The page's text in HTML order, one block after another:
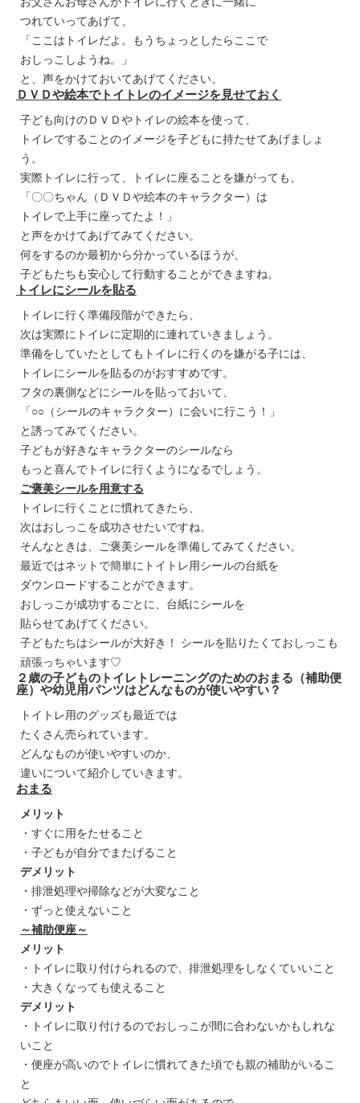
つれていってあげて、
「ここはトイレだよ。もうちょっとしたらここで
おしっこしようね。」
と、声をかけておいてあげてください。
ＤＶＤや絵本でトイトレのイメージを見せておく
子ども向けのＤＶＤやトイレの絵本を使って、
トイレですることのイメージを子どもに持たせてあげましょ
う。
実際トイレに行って、トイレに座ることを嫌がっても、
「〇〇ちゃん（ＤＶＤや絵本のキャラクター）は
トイレで上手に座ってたよ！」
と声をかけてあげてみてください。
何をするのか最初から分かっているほうが、
子どもたちも安心して行動することができますね。
トイレにシールを貼る
トイレに行く準備段階ができたら、
次は実際にトイレに定期的に連れていきましょう。
準備をしていたとしてもトイレに行くのを嫌がる子には、
トイレにシールを貼るのがおすすめです。
フタの裏側などにシールを貼っておいて、
「○○（シールのキャラクター）に会いに行こう！」
と誘ってみてください。
子どもが好きなキャラクターのシールなら
もっと喜んでトイレに行くようになるでしょう。
ご褒美シールを用意する
トイレに行くことに慣れてきたら、
次はおしっこを成功させたいですね。
そんなときは、ご褒美シールを準備してみてください。
最近ではネットで簡単にトイトレ用シールの台紙を
ダウンロードすることができます。
おしっこが成功するごとに、台紙にシールを
貼らせてあげてください。
子どもたちはシールが大好き！ シールを貼りたくておしっこも
頑張っちゃいます♡
２歳の子どものトイレトレーニングのためのおまる（補助便
座）や幼児用パンツはどんなものが使いやすい？
トイトレ用のグッズも最近では
たくさん売られています。
どんなものが使いやすいのか、
違いについて紹介していきます。
おまる
メリット
・すぐに用をたせること
・子どもが自分でまたげること
デメリット
・排泄処理や掃除などが大変なこと
・ずっと使えないこと
～補助便座～
メリット
・トイレに取り付けられるので、排泄処理をしなくていいこと
・大きくなっても使えること
デメリット
・トイレに取り付けるのでおしっこが間に合わないかもしれな
いこと
・便座が高いのでトイレに慣れてきた頃でも親の補助がいるこ
と